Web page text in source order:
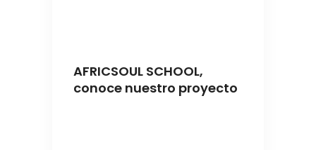
AFRICSOUL SCHOOL,
conoce nuestro proyecto